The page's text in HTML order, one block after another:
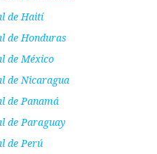
de Haití
de Honduras
de México
de Nicaragua
de Panamá
de Paraguay
de Perú